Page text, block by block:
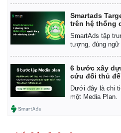
Smartads
trên hệ thống
SmartAds tập
tượng, đúng
6 bước xây
cứu đối thủ
Dưới đây là chi
một Media Plan.